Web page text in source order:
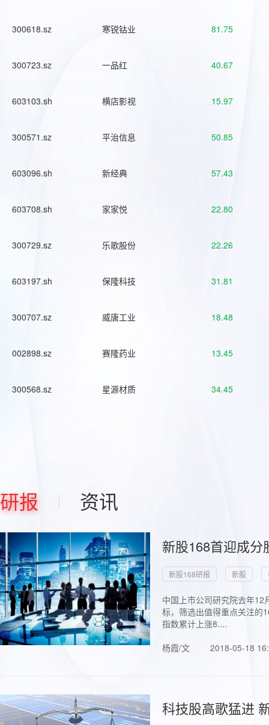
300618.sz 寒锐钴业 81.75
300723.sz 一品红 40.67
603103.sh 横店影视 15.97
300571.sz 平治信息 50.85
603096.sh 新经典 57.43
603708.sh 家家悦 22.80
300729.sz 乐歌股份 22.26
603197.sh 保隆科技 31.81
300707.sz 威唐工业 18.48
002898.sz 赛隆药业 13.45
300568.sz 星源材质 34.45
研报 资讯
新股168首迎成
新股168研报 新股
中国上市公司研究院去年
标，筛选出值得重点关注的
指数累计上涨8....
杨霞/文
2018-05-18
科技股高歌猛进